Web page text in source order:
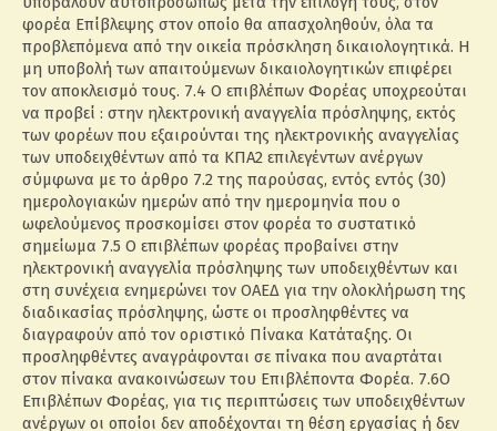
φορέα Επίβλεψης στον οποίο θα απασχοληθούν, όλα τα
προβλεπόμενα από την οικεία πρόσκληση δικαιολογητικά. Η
μη υποβολή των απαιτούμενων δικαιολογητικών επιφέρει
τον αποκλεισμό τους. 7.4 Ο επιβλέπων Φορέας υποχρεούται
να προβεί : στην ηλεκτρονική αναγγελία πρόσληψης, εκτός
των φορέων που εξαιρούνται της ηλεκτρονικής αναγγελίας
των υποδειχθέντων από τα ΚΠΑ2 επιλεγέντων ανέργων
σύμφωνα με το άρθρο 7.2 της παρούσας, εντός εντός (30)
ημερολογιακών ημερών από την ημερομηνία που ο
ωφελούμενος προσκομίσει στον φορέα το συστατικό
σημείωμα 7.5 Ο επιβλέπων φορέας προβαίνει στην
ηλεκτρονική αναγγελία πρόσληψης των υποδειχθέντων και
στη συνέχεια ενημερώνει τον ΟΑΕΔ για την ολοκλήρωση της
διαδικασίας πρόσληψης, ώστε οι προσληφθέντες να
διαγραφούν από τον οριστικό Πίνακα Κατάταξης. Οι
προσληφθέντες αναγράφονται σε πίνακα που αναρτάται
στον πίνακα ανακοινώσεων του Επιβλέποντα Φορέα. 7.6Ο
Επιβλέπων Φορέας, για τις περιπτώσεις των υποδειχθέντων
ανέργων οι οποίοι δεν αποδέχονται τη θέση εργασίας ή δεν